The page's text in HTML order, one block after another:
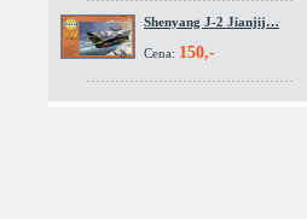
Shenyang J-2 Jianjij…
Cena: 150,-